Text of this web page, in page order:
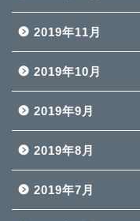
2019年11月
2019年10月
2019年9月
2019年8月
2019年7月